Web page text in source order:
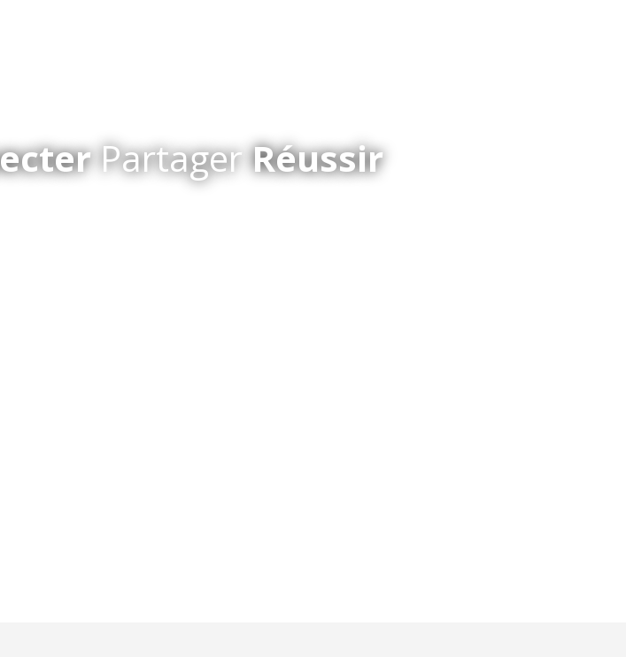
PartagerRéussir